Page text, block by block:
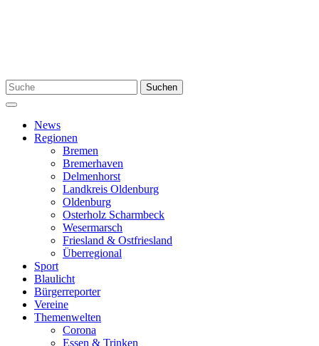
Suchen
nach:
Suchen
Menü
News
Regionen
Bremen
Bremerhaven
Delmenhorst
Landkreis Oldenburg
Oldenburg
Osterholz Scharmbeck
Wesermarsch
Friesland & Ostfriesland
Überregional
Sport
Blaulicht
Bürgerreporter
Vereine
Themenwelten
Corona
Essen & Trinken